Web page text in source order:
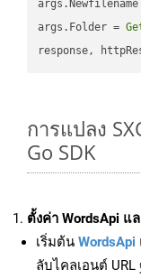
args.Folder =
response,
การแปลง
Go SDK
ตั้งค่า WordsApi แ
เริ่มต้น WordsApi
ลับไคลเอนต์